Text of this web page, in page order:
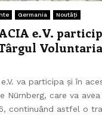
Germania Noutăți
e.V.
e.V. va participa și în
Nürnberg, care va
continuând astfel o